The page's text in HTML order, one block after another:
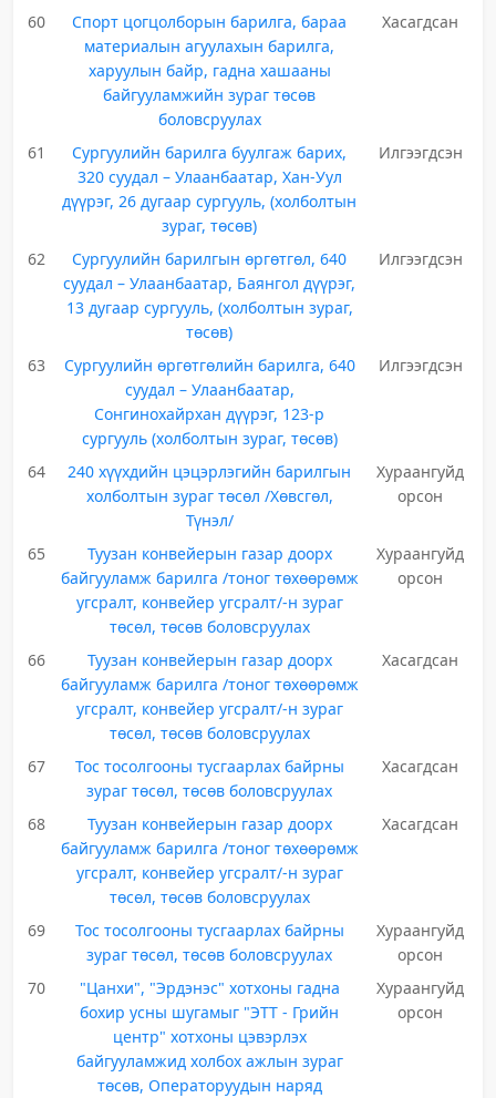
60
Спорт цогцолборын барилга, бараа
материалын агуулахын барилга,
харуулын байр, гадна хашааны
байгууламжийн зураг төсөв
боловсруулах
Хасагдсан
61
Сургуулийн барилга буулгаж барих,
320 суудал – Улаанбаатар, Хан-Уул
дүүрэг, 26 дугаар сургууль, (холболтын
зураг, төсөв)
Илгээгдсэн
62
Сургуулийн барилгын өргөтгөл, 640
суудал – Улаанбаатар, Баянгол дүүрэг,
13 дугаар сургууль, (холболтын зураг,
төсөв)
Илгээгдсэн
63
Сургуулийн өргөтгөлийн барилга, 640
суудал – Улаанбаатар,
Сонгинохайрхан дүүрэг, 123-р
сургууль (холболтын зураг, төсөв)
Илгээгдсэн
64
240 хүүхдийн цэцэрлэгийн барилгын
холболтын зураг төсөл /Хөвсгөл,
Түнэл/
Хураангуйд
орсон
65
Туузан конвейерын газар доорх
байгууламж барилга /тоног төхөөрөмж
угсралт, конвейер угсралт/-н зураг
төсөл, төсөв боловсруулах
Хураангуйд
орсон
66
Туузан конвейерын газар доорх
байгууламж барилга /тоног төхөөрөмж
угсралт, конвейер угсралт/-н зураг
төсөл, төсөв боловсруулах
Хасагдсан
67
Тос тосолгооны тусгаарлах байрны
зураг төсөл, төсөв боловсруулах
Хасагдсан
68
Туузан конвейерын газар доорх
байгууламж барилга /тоног төхөөрөмж
угсралт, конвейер угсралт/-н зураг
төсөл, төсөв боловсруулах
Хасагдсан
69
Тос тосолгооны тусгаарлах байрны
зураг төсөл, төсөв боловсруулах
Хураангуйд
орсон
70
"Цанхи", "Эрдэнэс" хотхоны гадна
бохир усны шугамыг "ЭТТ - Грийн
центр" хотхоны цэвэрлэх
байгууламжид холбох ажлын зураг
төсөв, Операторуудын наряд
Хураангуйд
орсон